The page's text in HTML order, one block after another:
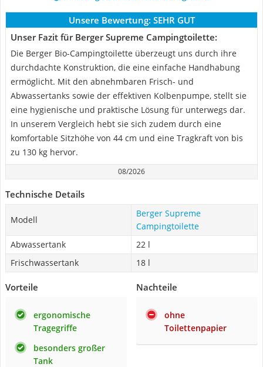
Unsere Bewertung: SEHR GUT
Unser Fazit für Berger Supreme Campingtoilette:
Die Berger Bio-Campingtoilette überzeugt uns durch ihre
durchdachte Konstruktion, die eine einfache Handhabung
ermöglicht. Mit den abnehmbaren Frisch- und
Abwassertanks sowie der effektiven Kolbenpumpe, stellt sie
eine hygienische und praktische Lösung für unterwegs dar.
In unserem Vergleich hebt sie sich zudem durch eine
komfortable Sitzhöhe von 44 cm und eine Tragkraft von bis
zu 130 kg hervor.
08/2026
Technische Details
Modell
Berger Supreme
Campingtoilette
Abwassertank
22 l
Frischwassertank
18 l
Vorteile
ergonomische
Tragegriffe
besonders großer
Tank
Nachteile
ohne
Toilettenpapier